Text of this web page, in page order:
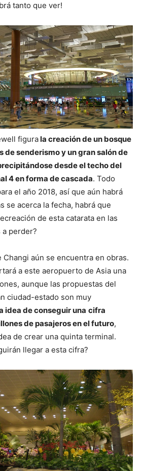
tanto que ver!
figurala creación de un bosque
de senderismo y un gran salón de
desde el techo del
4 en forma de cascada. Todo
el año 2018, así que aún habrá
se acerca la fecha, habrá que
de esta catarata en las
a perder?
Changi aún se encuentra en obras.
a este aeropuerto de Asia una
aunque las propuestas del
ciudad-estado son muy
idea de conseguir una cifra
de pasajeros en el futuro,
de crear una quinta terminal.
llegar a esta cifra?